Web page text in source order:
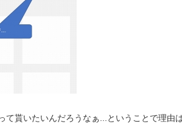
て貰いたいんだろうなぁ...ということで理由